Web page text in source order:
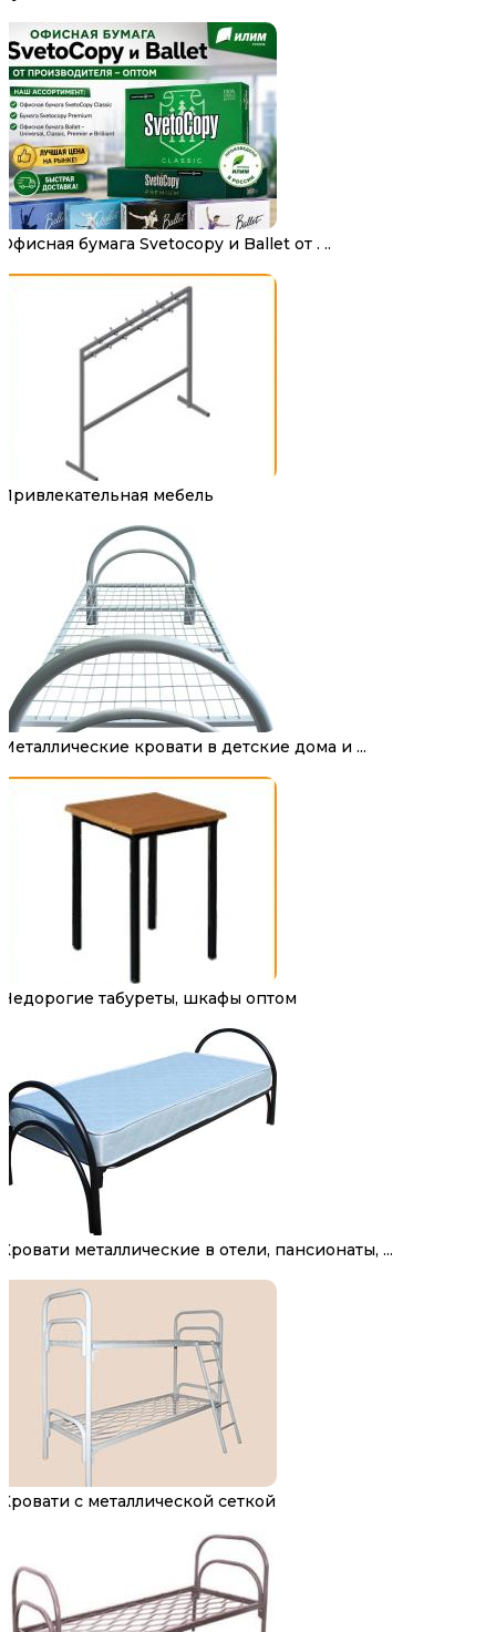
Офисная бумага Svetocopy и Ballet от . ..
Привлекательная мебель
Металлические кровати в детские дома и ...
Недорогие табуреты, шкафы оптом
Кровати металлические в отели, пансионаты, ...
Кровати с металлической сеткой